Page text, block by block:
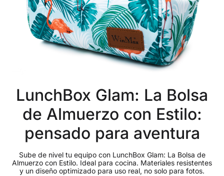
LunchBox Glam: La Bolsa
de Almuerzo con Estilo:
pensado para aventura
Sube de nivel tu equipo con LunchBox Glam: La Bolsa de
Almuerzo con Estilo. Ideal para cocina. Materiales resistentes
y un diseño optimizado para uso real, no solo para fotos.